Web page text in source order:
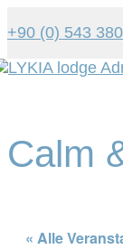
+90 (0) 543
Calm
« Alle